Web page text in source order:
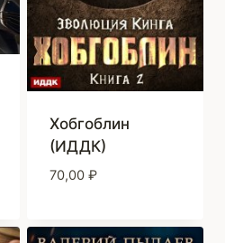
Хобгоблин
(ИДДК)
70,00 ₽